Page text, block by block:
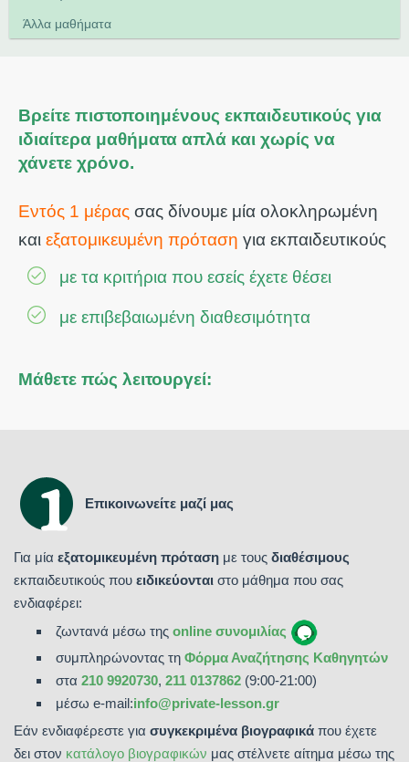
Άλλα μαθήματα
Βρείτε πιστοποιημένους εκπαιδευτικούς για
ιδιαίτερα μαθήματα απλά και χωρίς να
χάνετε χρόνο.
Εντός 1 μέρας σας δίνουμε μία ολοκληρωμένη
και εξατομικευμένη πρόταση για εκπαιδευτικούς
με τα κριτήρια που εσείς έχετε θέσει
με επιβεβαιωμένη διαθεσιμότητα
Μάθετε πώς λειτουργεί:
Επικοινωνείτε μαζί μας
Για μία εξατομικευμένη πρόταση με τους διαθέσιμους
εκπαιδευτικούς που ειδικεύονται στο μάθημα που σας
ενδιαφέρει:
ζωντανά μέσω της online συνομιλίας
συμπληρώνοντας τη Φόρμα Αναζήτησης Καθηγητών
στα 210 9920730, 211 0137862 (9:00-21:00)
μέσω e-mail:info@private-lesson.gr
Εάν ενδιαφέρεστε για συγκεκριμένα βιογραφικά που έχετε
δει στον κατάλογο βιογραφικών μας στέλνετε αίτημα μέσω της